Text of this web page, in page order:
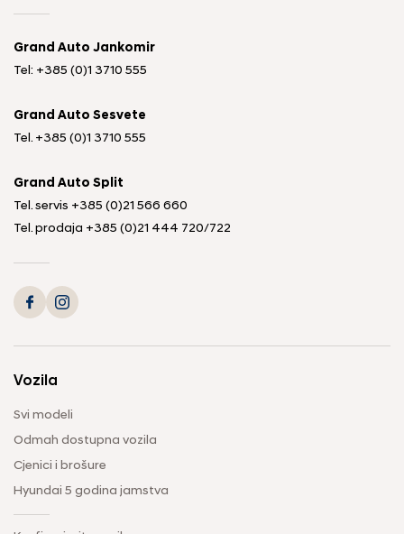
Grand Auto Jankomir
Tel: +385 (0)1 3710 555
Grand Auto Sesvete
Tel. +385 (0)1 3710 555
Grand Auto Split
Tel. servis +385 (0)21 566 660
Tel. prodaja +385 (0)21 444 720/722
Vozila
Svi modeli
Odmah dostupna vozila
Cjenici i brošure
Hyundai 5 godina jamstva